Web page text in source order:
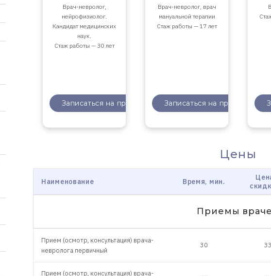
Врач-невролог,
нейрофизиолог.
Кандидат медицинских
наук.
Стаж работы — 30 лет
Записаться на прием
Врач-невролог, врач
мануальной терапии
Стаж работы — 17 лет
Записаться на прием
Цены
Наименование Время, мин.
Приемы
Прием (осмотр, консультация) врача-
невролога первичный
30
Прием (осмотр, консультация) врача-